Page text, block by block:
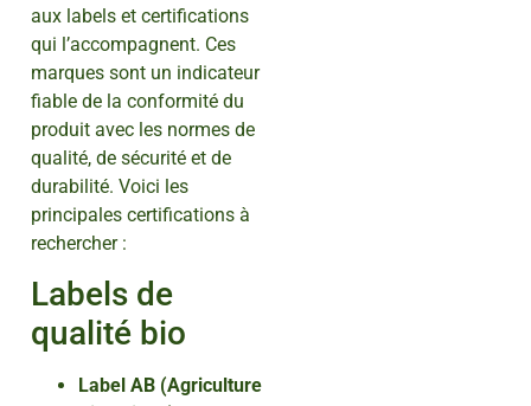
aux labels et certifications
qui l’accompagnent. Ces
marques sont un indicateur
fiable de la conformité du
produit avec les normes de
qualité, de sécurité et de
durabilité. Voici les
principales certifications à
rechercher :
Labels de
qualité bio
Label AB (Agriculture